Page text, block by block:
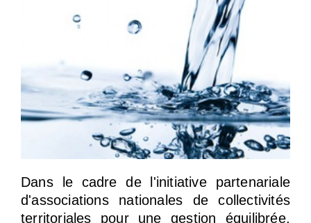
Dans le cadre de l'initiative partenariale
d'associations nationales de collectivités
territoriales pour une gestion équilibrée,